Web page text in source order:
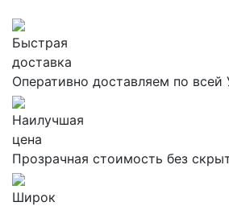
Быстрая
доставка
Оперативно доставляем по всей
Наилучшая
цена
Прозрачная стоимость без
Широк